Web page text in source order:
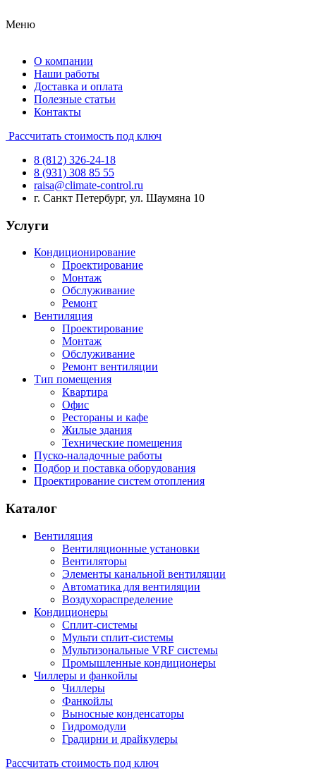
Меню
О компании
Наши работы
Доставка и оплата
Полезные статьи
Контакты
Рассчитать стоимость под ключ
8 (812) 326-24-18
8 (931) 308 85 55
raisa@climate-control.ru
г. Санкт Петербург, ул. Шаумяна 10
Услуги
Кондиционирование
Проектирование
Монтаж
Обслуживание
Ремонт
Вентиляция
Проектирование
Монтаж
Обслуживание
Ремонт вентиляции
Тип помещения
Квартира
Офис
Рестораны и кафе
Жилые здания
Технические помещения
Пуско-наладочные работы
Подбор и поставка оборудования
Проектирование систем отопления
Каталог
Вентиляция
Вентиляционные установки
Вентиляторы
Элементы канальной вентиляции
Автоматика для вентиляции
Воздухораспределение
Кондиционеры
Сплит-системы
Мульти сплит-системы
Мультизональные VRF системы
Промышленные кондиционеры
Чиллеры и фанкойлы
Чиллеры
Фанкойлы
Выносные конденсаторы
Гидромодули
Градирни и драйкулеры
Рассчитать стоимость под ключ